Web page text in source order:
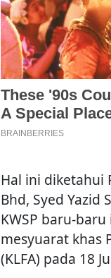
Hal ini diketahui
Bhd, Syed Yazid
KWSP baru-
mesyuarat khas
(KLFA) pada 18